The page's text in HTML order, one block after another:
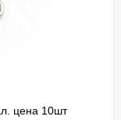
цена 10шт